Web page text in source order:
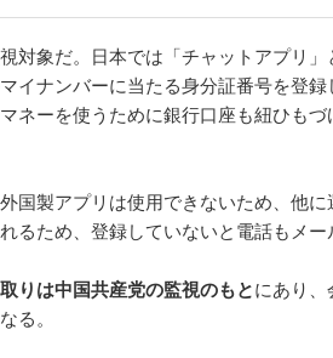
対象だ。日本では「チャットアプリ
イナンバーに当たる身分証番号を登
ネーを使うために銀行口座も紐ひも
国製アプリは使用できないため、他
るため、登録していないと電話もメー
りは中国共産党の監視のもとにあり、
る。